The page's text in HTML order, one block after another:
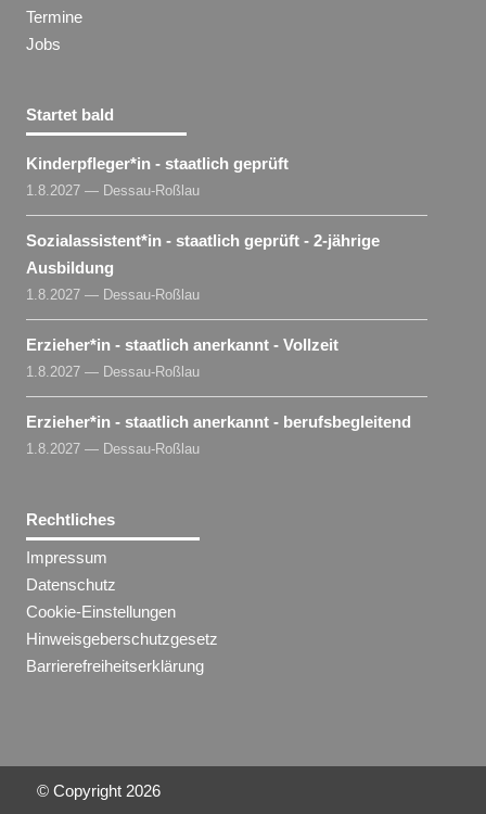
Termine
Jobs
Startet bald
Kinderpfleger​*in - staatlich geprüft
1.8.2027 — Dessau-Roßlau
Sozialassistent​*in - staatlich geprüft - 2-jährige
Ausbildung
1.8.2027 — Dessau-Roßlau
Erzieher​*in - staatlich anerkannt - Vollzeit
1.8.2027 — Dessau-Roßlau
Erzieher​*in - staatlich anerkannt - berufsbegleitend
1.8.2027 — Dessau-Roßlau
Rechtliches
Impressum
Datenschutz
Cookie-Einstellungen
Hinweisgeberschutzgesetz
Barrierefreiheitserklärung
© Copyright 2026